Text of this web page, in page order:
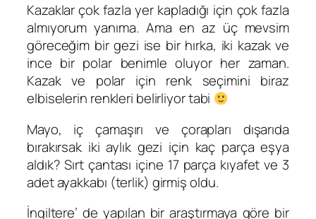
Kazaklar çok fazla yer kapladığı için çok fazla
almıyorum yanıma. Ama en az üç mevsim
göreceğim bir gezi ise bir hırka, iki kazak ve
ince bir polar benimle oluyor her zaman.
Kazak ve polar için renk seçimini biraz
elbiselerin renkleri belirliyor tabi
Mayo, iç çamaşırı ve çorapları dışarıda
bırakırsak iki aylık gezi için kaç parça eşya
aldık? Sırt çantası içine 17 parça kıyafet ve 3
adet ayakkabı (terlik) girmiş oldu.
İngiltere’ de yapılan bir araştırmaya göre bir